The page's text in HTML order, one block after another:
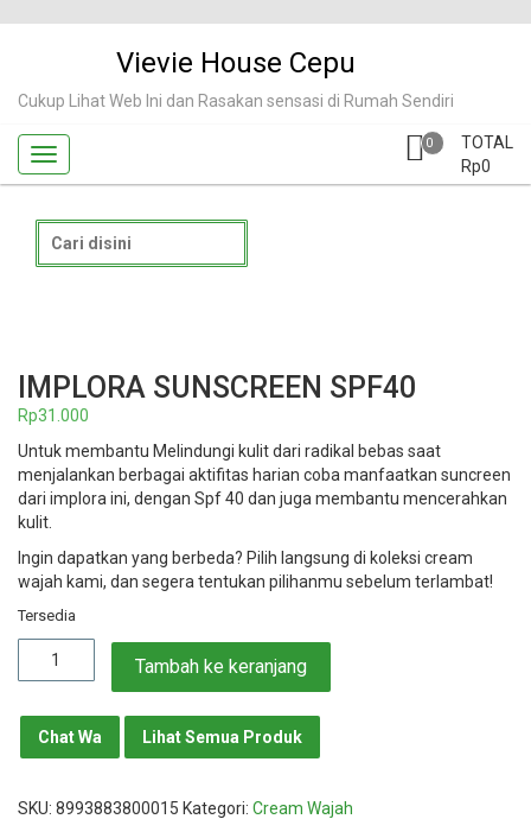
Vievie House Cepu
Cukup Lihat Web Ini dan Rasakan sensasi di Rumah Sendiri
0
TOTAL
Rp0
for:
IMPLORA SUNSCREEN SPF40
Rp31.000
Untuk membantu Melindungi kulit dari radikal bebas saat
menjalankan berbagai aktifitas harian coba manfaatkan suncreen
dari implora ini, dengan Spf 40 dan juga membantu mencerahkan
kulit.
Ingin dapatkan yang berbeda? Pilih langsung di koleksi cream
wajah kami, dan segera tentukan pilihanmu sebelum terlambat!
Tersedia
Kuantitas
SPF40
Tambah ke keranjang
Chat Wa Lihat Semua Produk
SKU: 8993883800015 Kategori: Cream Wajah